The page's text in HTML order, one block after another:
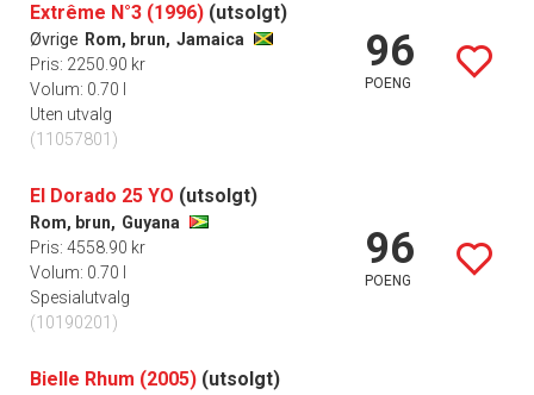
Extrême N°3 (1996) (utsolgt)
Øvrige Rom, brun, Jamaica
Pris: 2250.90 kr
Volum: 0.70 l
Uten utvalg
(11057801)
96
POENG
El Dorado 25 YO (utsolgt)
Rom, brun, Guyana
Pris: 4558.90 kr
Volum: 0.70 l
Spesialutvalg
(10190201)
96
POENG
Bielle Rhum (2005) (utsolgt)